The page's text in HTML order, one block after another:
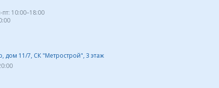
пт: 10:00–18:00
дом 11/7, СК "Метрострой", 3 этаж